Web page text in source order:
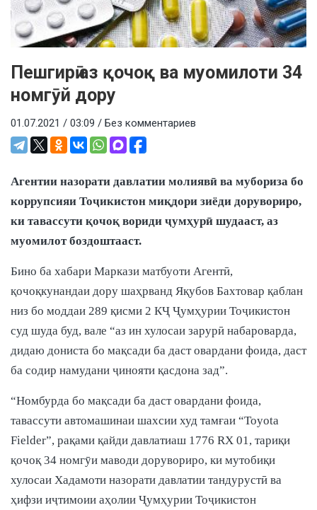
Пешгирӣ аз қочоқ ва муомилоти 34
номгӯй дору
01.07.2021 / 03:09 / Без комментариев
Агентии назорати давлатии молиявӣ ва мубориза бо
коррупсияи Тоҷикистон миқдори зиёди дорувориро,
ки тавассути қочоқ вориди ҷумҳурӣ шудааст, аз
муомилот боздоштааст.
Бино ба хабари Маркази матбуоти Агентӣ,
қочоқкунандаи дору шаҳрванд Яқубов Бахтовар қаблан
низ бо моддаи 289 қисми 2 КҶ Ҷумҳурии Тоҷикистон
суд шуда буд, вале “аз ин хулосаи зарурӣ набароварда,
дидаю дониста бо мақсади ба даст овардани фоида, даст
ба содир намудани ҷинояти қасдона зад”.
“Номбурда бо мақсади ба даст овардани фоида,
тавассути автомашинаи шахсии худ тамғаи “Toyota
Fielder”, рақами қайди давлатиаш 1776 RX 01, тариқи
қочоқ 34 номгӯи маводи дорувориро, ки мутобиқи
хулосаи Хадамоти назорати давлатии тандурустӣ ва
ҳифзи иҷтимоии аҳолии Ҷумҳурии Тоҷикистон